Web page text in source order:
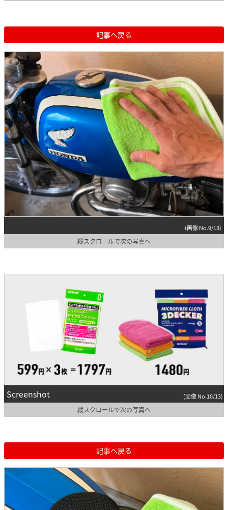
記事へ戻る
(画像 No.9/13)
縦スクロールで次の写真へ
Screenshot (画像 No.10/13)
縦スクロールで次の写真へ
記事へ戻る